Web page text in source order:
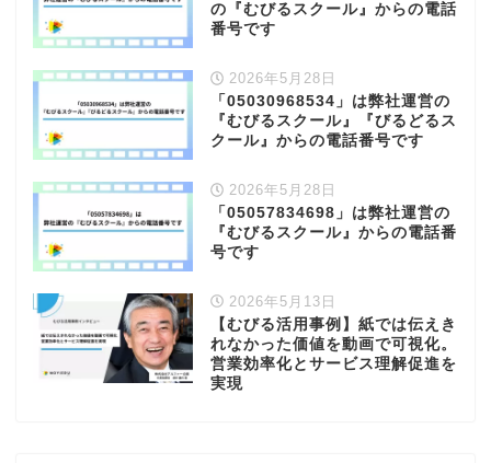
の『むびるスクール』からの電話
番号です
2026年5月28日
「05030968534」は弊社運営の
『むびるスクール』『びるどるス
クール』からの電話番号です
2026年5月28日
「05057834698」は弊社運営の
『むびるスクール』からの電話番
号です
2026年5月13日
【むびる活用事例】紙では伝えき
れなかった価値を動画で可視化。
営業効率化とサービス理解促進を
実現